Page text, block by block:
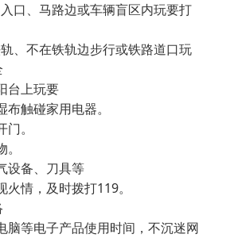
口、马路边或车辆盲区内玩要打
、不在铁轨边步行或铁路道口玩
台上玩要
触碰家用电器。
。
设备、刀具等
情，及时拨打119。
脑等电子产品使用时间，不沉迷网